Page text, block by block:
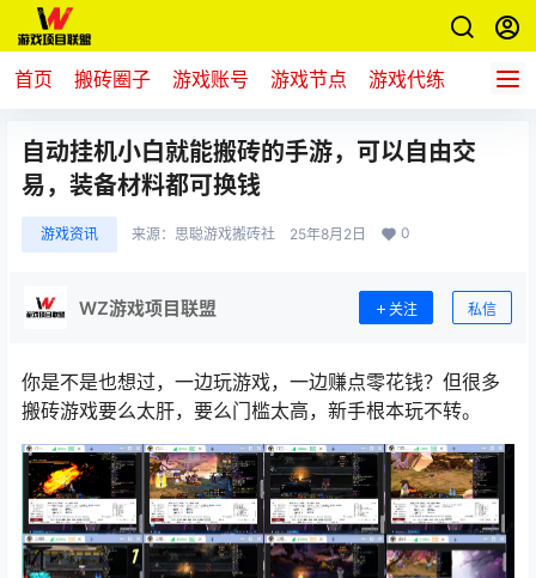
首页 搬砖圈子 游戏账号 游戏节点 游戏代练 新游推
自动挂机小白就能搬砖的手游，可以自由交
易，装备材料都可换钱
游戏资讯 来源： 思聪游戏搬砖社 25年8月2日 0
WZ游戏项目联盟 关注 私信
你是不是也想过，一边玩游戏，一边赚点零花钱？但很多
搬砖游戏要么太肝，要么门槛太高，新手根本玩不转。